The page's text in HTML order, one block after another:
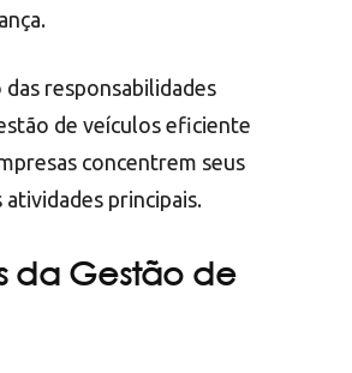
responsabilidades
de veículos eficiente
concentrem seus
atividades principais.
da Gestão de